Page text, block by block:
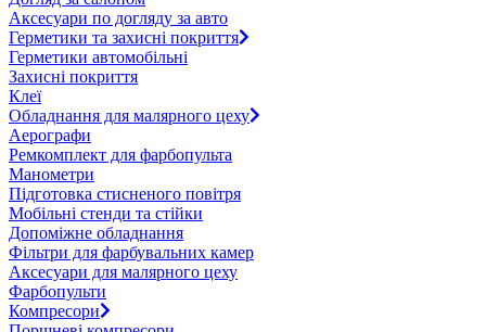
Аксесуари по догляду за авто
Герметики та захисні покриття
Герметики автомобільні
Захисні покриття
Клеї
Обладнання для малярного цеху
Аерографи
Ремкомплект для фарбопульта
Манометри
Підготовка стисненого повітря
Мобільні стенди та стійки
Допоміжне обладнання
Фільтри для фарбувальних камер
Аксесуари для малярного цеху
Фарбопульти
Компресори